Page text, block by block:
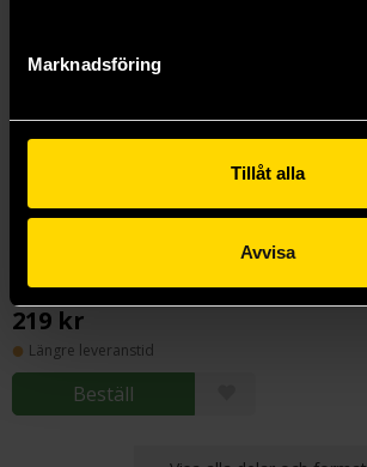
Marknadsföring
Tillåt alla
Avvisa
Daredevil by Chip Zdarsky Vol 5
Chip Zdarsky
219 kr
Längre leveranstid
Beställ